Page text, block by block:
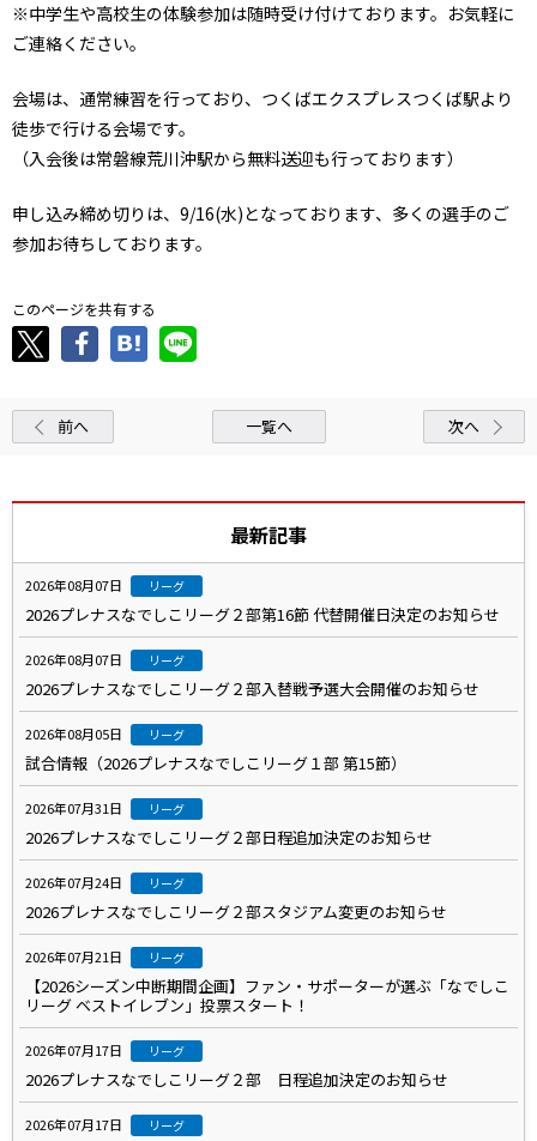
※中学⽣や⾼校⽣の体験参加は随時受け付けております。お気軽に
ご連絡ください。
会場は、通常練習を⾏っており、つくばエクスプレスつくば駅より
徒歩で⾏ける会場です。
（⼊会後は常磐線荒川沖駅から無料送迎も⾏っております）
申し込み締め切りは、9/16(⽔)となっております、多くの選⼿のご
参加お待ちしております。
このページを共有する
前へ 一覧へ 次へ
最新記事
2026年08月07日 リーグ
2026プレナスなでしこリーグ２部第16節 代替開催日決定のお知らせ
2026年08月07日 リーグ
2026プレナスなでしこリーグ２部入替戦予選大会開催のお知らせ
2026年08月05日 リーグ
試合情報（2026プレナスなでしこリーグ１部 第15節）
2026年07月31日 リーグ
2026プレナスなでしこリーグ２部日程追加決定のお知らせ
2026年07月24日 リーグ
2026プレナスなでしこリーグ２部スタジアム変更のお知らせ
2026年07月21日 リーグ
【2026シーズン中断期間企画】ファン・サポーターが選ぶ「なでしこ
リーグ ベストイレブン」投票スタート！
2026年07月17日 リーグ
2026プレナスなでしこリーグ２部 日程追加決定のお知らせ
2026年07月17日 リーグ